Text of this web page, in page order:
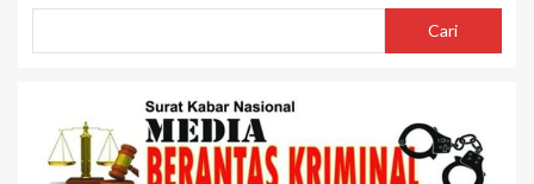
Cari